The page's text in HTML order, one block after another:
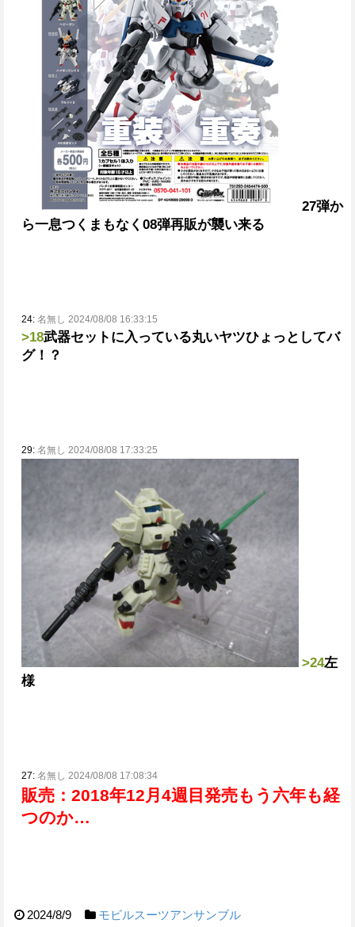
27弾か
ら一息つくまもなく08弾再販が襲い来る
24: 名無し 2024/08/08 16:33:15
>18武器セットに入っている丸いヤツひょっとしてバ
グ！？
29: 名無し 2024/08/08 17:33:25
>24左
様
27: 名無し 2024/08/08 17:08:34
販売：2018年12月4週目発売もう六年も経
つのか…
2024/8/9 モビルスーツアンサンブル